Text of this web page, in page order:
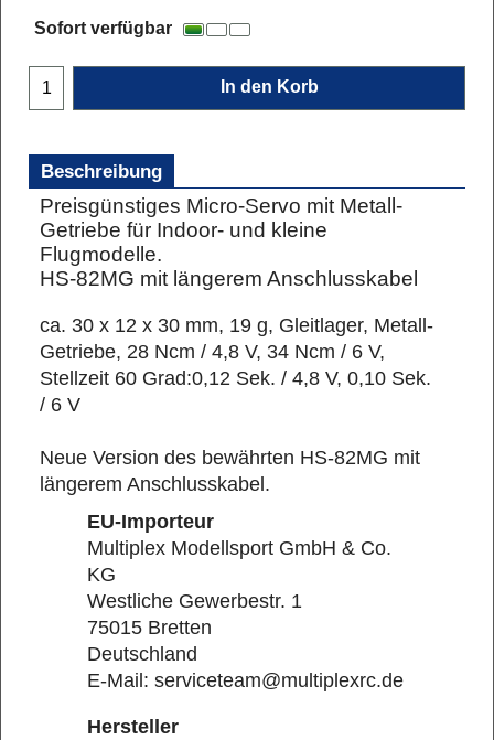
Sofort verfügbar
In den Korb
Beschreibung
Preisgünstiges Micro-Servo mit Metall-
Getriebe für Indoor- und kleine
Flugmodelle.
HS-82MG mit längerem Anschlusskabel
ca. 30 x 12 x 30 mm, 19 g, Gleitlager, Metall-
Getriebe, 28 Ncm / 4,8 V, 34 Ncm / 6 V,
Stellzeit 60 Grad:0,12 Sek. / 4,8 V, 0,10 Sek.
/ 6 V
Neue Version des bewährten HS-82MG mit
längerem Anschlusskabel.
EU-Importeur
Multiplex Modellsport GmbH & Co.
KG
Westliche Gewerbestr. 1
75015 Bretten
Deutschland
E-Mail: serviceteam@multiplexrc.de
Hersteller